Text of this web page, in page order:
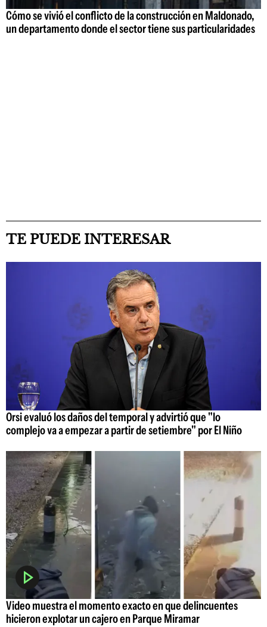
Cómo se vivió el conflicto de la construcción en Maldonado,
un departamento donde el sector tiene sus particularidades
TE PUEDE INTERESAR
Orsi evaluó los daños del temporal y advirtió que "lo
complejo va a empezar a partir de setiembre" por El Niño
Video muestra el momento exacto en que delincuentes
hicieron explotar un cajero en Parque Miramar